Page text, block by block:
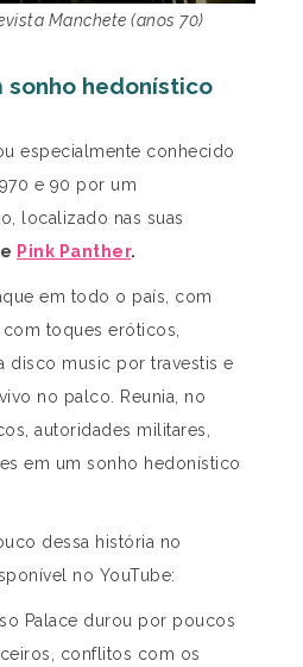
Manchete (anos 70)
sonho hedonístico
especialmente conhecido
e 90 por um
localizado nas suas
Pink Panther.
em todo o país, com
toques eróticos,
disco music por travestis e
no palco. Reunia, no
autoridades militares,
em um sonho hedonístico
dessa história no
no YouTube:
Palace durou por poucos
conflitos com os